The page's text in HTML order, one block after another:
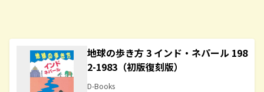
地球の歩き方 3 インド・ネパール 198
2-1983（初版復刻版）
D-Books